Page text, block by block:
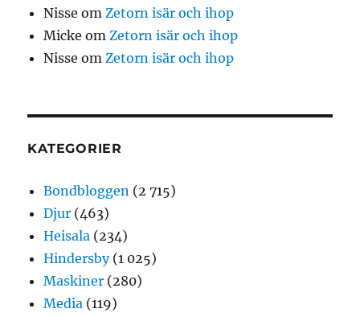
Nisse omZetorn isär och ihop
Micke omZetorn isär och ihop
Nisse omZetorn isär och ihop
KATEGORIER
Bondbloggen (2 715)
Djur (463)
Heisala (234)
Hindersby(1 025)
Maskiner (280)
Media (119)